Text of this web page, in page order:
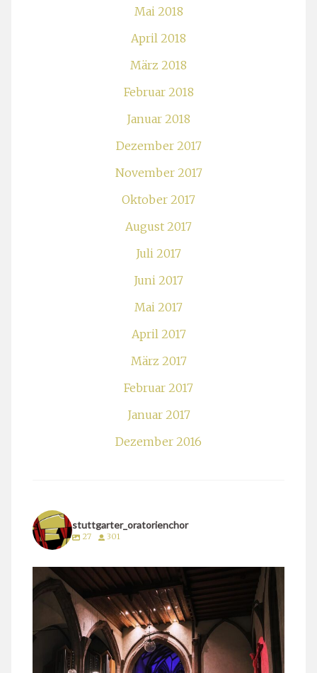
Mai 2018
April 2018
März 2018
Februar 2018
Januar 2018
Dezember 2017
November 2017
Oktober 2017
August 2017
Juli 2017
Juni 2017
Mai 2017
April 2017
März 2017
Februar 2017
Januar 2017
Dezember 2016
stuttgarter_oratorienchor
27 301
stuttgarter_oratorienchor
März 24